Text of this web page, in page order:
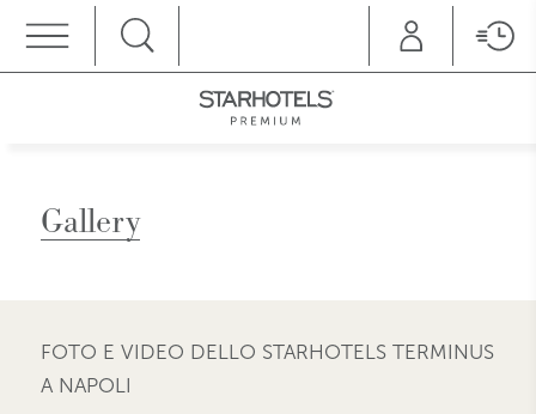
Gallery
FOTO E VIDEO DELLO STARHOTELS TERMINUS
A NAPOLI